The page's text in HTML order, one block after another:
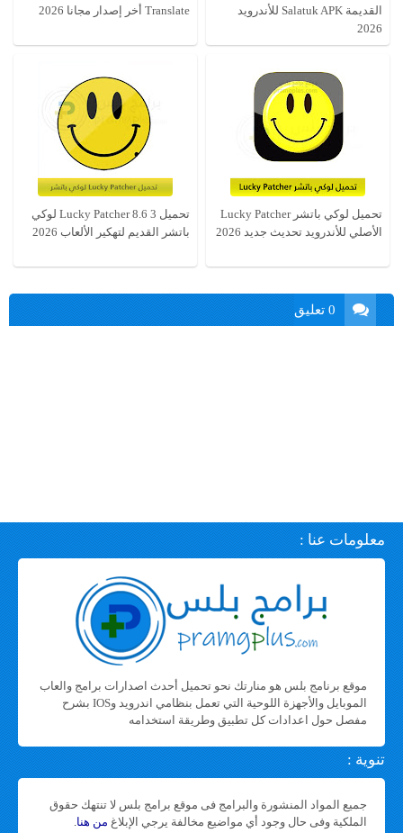
القديمة Salatuk APK للأندرويد
2026
Translate أخر إصدار مجانا 2026
تحميل لوكي باتشر Lucky Patcher
الأصلي للأندرويد تحديث جديد 2026
تحميل Lucky Patcher 8.6 3 لوكي
باتشر القديم لتهكير الألعاب 2026
0 تعليق
معلومات عنا :
موقع برنامج بلس هو منارتك نحو تحميل أحدث اصدارات برامج والعاب
الموبايل والأجهزة اللوحية التي تعمل بنظامي اندرويد وIOS بشرح
مفصل حول اعدادات كل تطبيق وطريقة استخدامه
تنوية :
جميع المواد المنشورة والبرامج فى موقع برامج بلس لا تنتهك حقوق
الملكية وفى حال وجود أي مواضيع مخالفة يرجي الإبلاغ من هنا.